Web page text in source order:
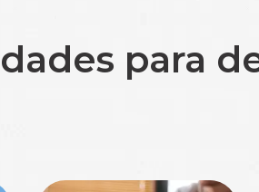
para